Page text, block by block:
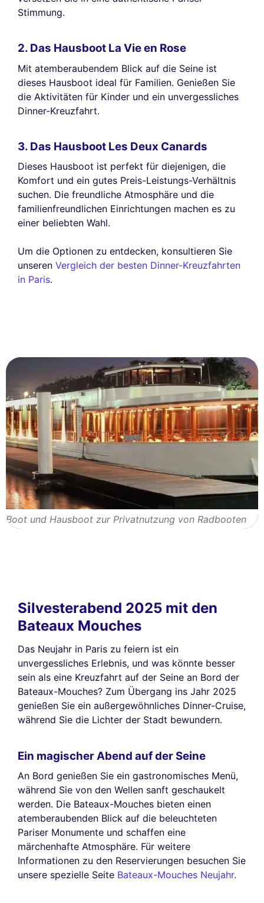
Stimmung.
2. Das Hausboot La Vie en Rose
Mit atemberaubendem Blick auf die Seine ist
dieses Hausboot ideal für Familien. Genießen Sie
die Aktivitäten für Kinder und ein unvergessliches
Dinner-Kreuzfahrt.
3. Das Hausboot Les Deux Canards
Dieses Hausboot ist perfekt für diejenigen, die
Komfort und ein gutes Preis-Leistungs-Verhältnis
suchen. Die freundliche Atmosphäre und die
familienfreundlichen Einrichtungen machen es zu
einer beliebten Wahl.
Um die Optionen zu entdecken, konsultieren Sie
unseren Vergleich der besten Dinner-Kreuzfahrten
in Paris.
Boot und Hausboot zur Privatnutzung von Radbooten
Silvesterabend 2025 mit den
Bateaux Mouches
Das Neujahr in Paris zu feiern ist ein
unvergessliches Erlebnis, und was könnte besser
sein als eine Kreuzfahrt auf der Seine an Bord der
Bateaux-Mouches? Zum Übergang ins Jahr 2025
genießen Sie ein außergewöhnliches Dinner-Cruise,
während Sie die Lichter der Stadt bewundern.
Ein magischer Abend auf der Seine
An Bord genießen Sie ein gastronomisches Menü,
während Sie von den Wellen sanft geschaukelt
werden. Die Bateaux-Mouches bieten einen
atemberaubenden Blick auf die beleuchteten
Pariser Monumente und schaffen eine
märchenhafte Atmosphäre. Für weitere
Informationen zu den Reservierungen besuchen Sie
unsere spezielle Seite Bateaux-Mouches Neujahr.